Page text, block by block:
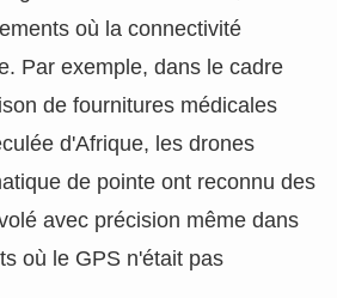
où la connectivité
Par exemple, dans le cadre
de fournitures médicales
d'Afrique, les drones
de pointe ont reconnu des
avec précision même dans
où le GPS n'était pas